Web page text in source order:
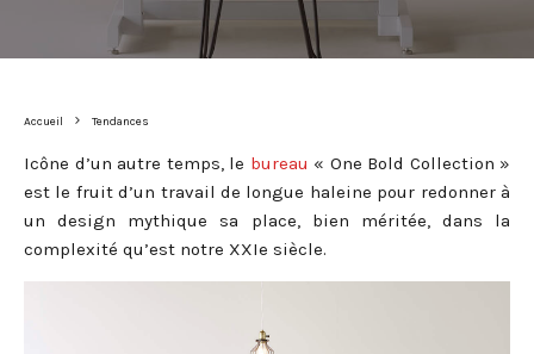
Accueil Tendances
Icône d’un autre temps, le bureau « One Bold Collection »
est le fruit d’un travail de longue haleine pour redonner à
un design mythique sa place, bien méritée, dans la
complexité qu’est notre XXIe siècle.